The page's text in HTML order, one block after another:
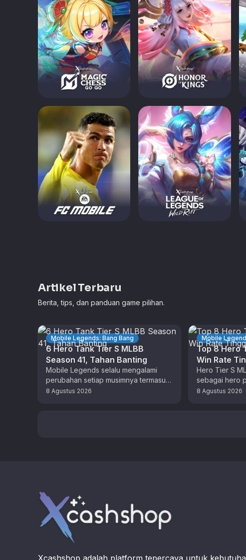
Artikel Terbaru
Berita, tips, dan panduan game pilihan.
Mobile Legends: Bang Bang
6 Hero Tank Tier S MLBB
Season 41, Tahan Banting
Mobile Legends selalu mengalami
perubahan setiap musimnya termasuk
pada jajaran hero. Hero tank tier S
8 Agustus 2026
Mobile
Top 8 Hero
Win Rate
Hero Tier S
sebagai hero
sehingga
8 Agustus 2026
Xcashshop adalah platform tepercaya untuk